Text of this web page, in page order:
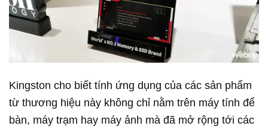
Kingston cho biết tính ứng dụng của các sản phẩm
từ thương hiệu này không chỉ nằm trên máy tính để
bàn, máy trạm hay máy ảnh mà đã mở rộng tới các